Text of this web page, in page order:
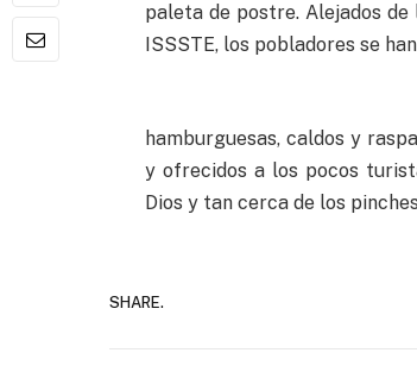
paleta de postre. Alejados
ISSSTE, los pobladores se
hamburguesas, caldos y
y ofrecidos a los pocos
Dios y tan cerca de los
SHARE.